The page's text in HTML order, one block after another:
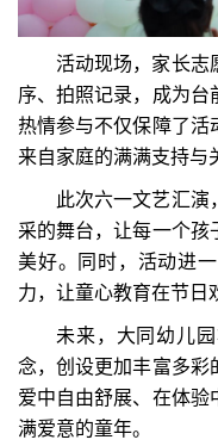
活动现场，家长志
序、拍照记录，成为台
热情参与不仅保障了活
来自家庭的满满支持与
此次六一文艺汇演
采的舞台，让每一个孩
美好。同时，活动进
力，让童心教育在节日
未来，大同幼儿
念，创设更加丰富多彩
爱中自由舒展、在体验
满爱意的童年。